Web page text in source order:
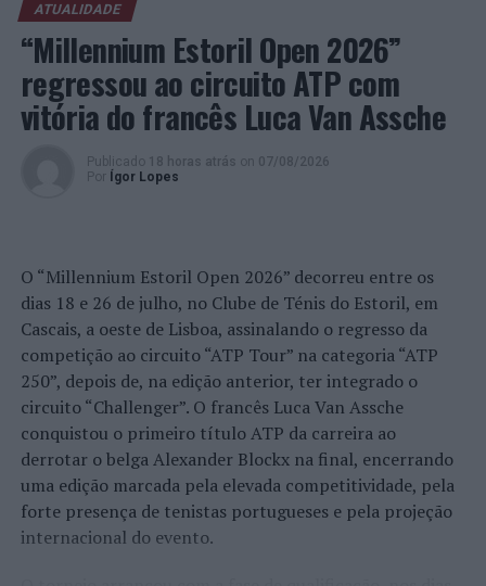
ATUALIDADE
“Millennium Estoril Open 2026”
regressou ao circuito ATP com
vitória do francês Luca Van Assche
Publicado 18 horas atrás on 07/08/2026
Por
Ígor Lopes
O “Millennium Estoril Open 2026” decorreu entre os
dias 18 e 26 de julho, no Clube de Ténis do Estoril, em
Cascais, a oeste de Lisboa, assinalando o regresso da
competição ao circuito “ATP Tour” na categoria “ATP
250”, depois de, na edição anterior, ter integrado o
circuito “Challenger”. O francês Luca Van Assche
conquistou o primeiro título ATP da carreira ao
derrotar o belga Alexander Blockx na final, encerrando
uma edição marcada pela elevada competitividade, pela
forte presença de tenistas portugueses e pela projeção
internacional do evento.